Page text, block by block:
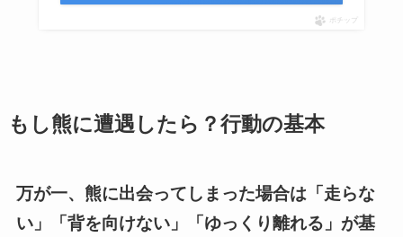
ポチップ
もし熊に遭遇したら？行動の基本
万が一、熊に出会ってしまった場合は「走らな
い」「背を向けない」「ゆっくり離れる」が基